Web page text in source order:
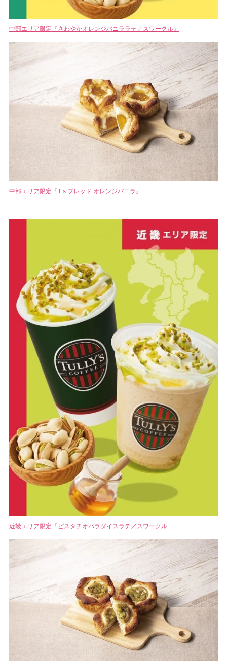
中部エリア限定『さわやかオレンジバニララテ／スワークル』
中部エリア限定『T’s ブレッド オレンジバニラ』
近畿エリア限定『ピスタチオパラダイスラテ／スワークル